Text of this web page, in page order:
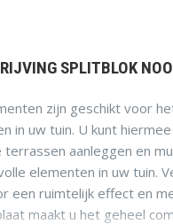
SPLITBLOK
zijn geschikt voor
in uw tuin. U kunt
aanleggen en
elementen in uw tuin.
een ruimtelijk effect en
maakt u het geheel